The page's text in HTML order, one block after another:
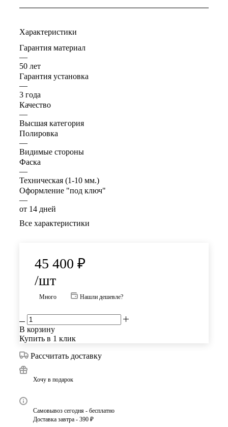
Характеристики
Гарантия материал
—
50 лет
Гарантия установка
—
3 года
Качество
—
Высшая категория
Полировка
—
Видимые стороны
Фаска
—
Техническая (1-10 мм.)
Оформление "под ключ"
—
от 14 дней
Все характеристики
45 400 ₽
/шт
Много Нашли дешевле?
В корзину
Купить в 1 клик
Рассчитать доставку
Хочу в подарок
Самовывоз сегодня - бесплатно
Доставка завтра - 390 ₽